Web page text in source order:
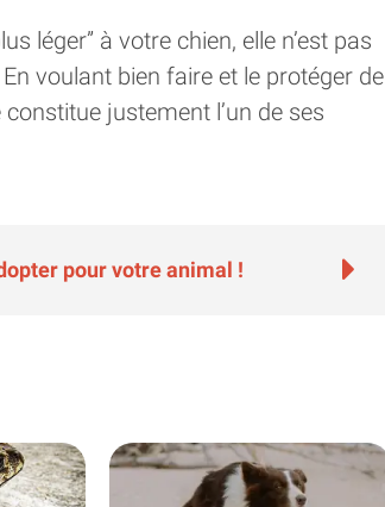
léger” à votre chien, elle n’est pas
voulant bien faire et le protéger de
justement l’un de ses
pour votre animal !